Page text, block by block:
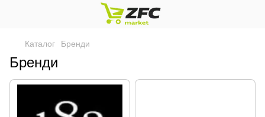
Каталог Бренди
Бренди